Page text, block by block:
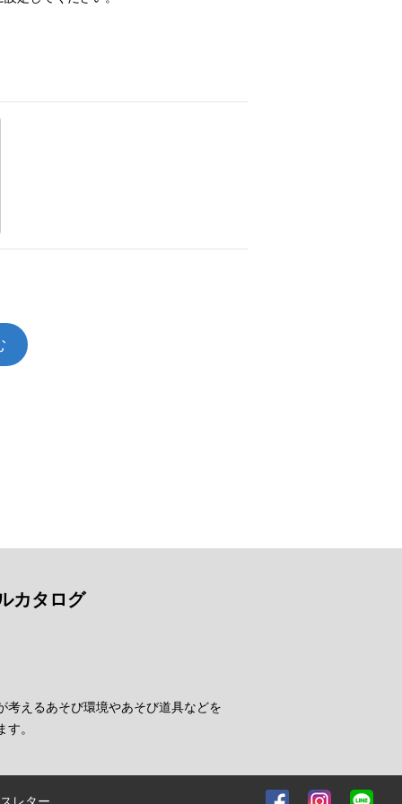
カタログ
考えるあそび環境やあそび道具などを
す。